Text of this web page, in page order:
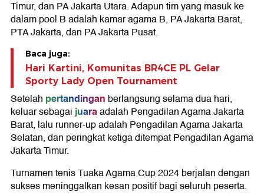
Timur, dan PA Jakarta Utara. Adapun tim yang masuk ke
dalam pool B adalah kamar agama B, PA Jakarta Barat,
PTA Jakarta, dan PA Jakarta Pusat.
Baca juga:
Hari Kartini, Komunitas BR4CE PL Gelar
Sporty Lady Open Tournament
Setelah pertandingan berlangsung selama dua hari,
keluar sebagaijuaraadalah Pengadilan Agama Jakarta
Barat, lalu runner-up adalah Pengadilan Agama Jakarta
Selatan, dan peringkat ketiga ditempat Pengadilan Agama
Jakarta Timur.
Turnamen tenis Tuaka Agama Cup 2024 berjalan dengan
sukses meninggalkan kesan positif bagi seluruh peserta.